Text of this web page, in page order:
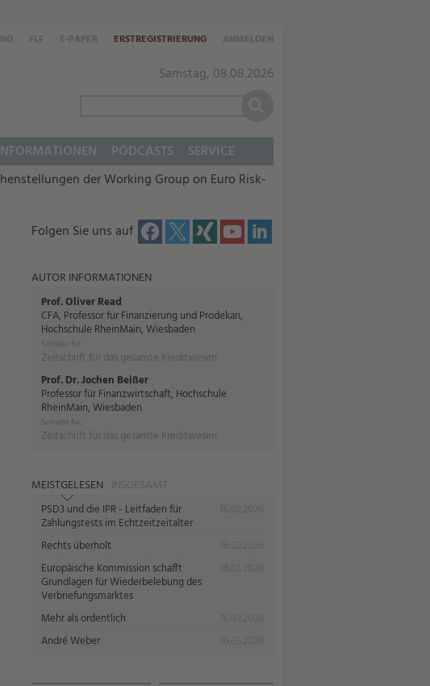
Samstag, 08.08.2026
FLF E-PAPER ERSTREGISTRIERUNG ANMELDEN
der Working Group on Euro Risk-
Folgen Sie uns auf
AUTOR INFORMATIONEN
Prof. Oliver Read
CFA, Professor für Finanzierung und Prodekan,
Hochschule RheinMain, Wiesbaden
Schreibt für:
Zeitschrift für das gesamte Kreditwesen
Prof. Dr. Jochen Beißer
Professor für Finanzwirtschaft, Hochschule
RheinMain, Wiesbaden
Schreibt für:
Zeitschrift für das gesamte Kreditwesen
MEISTGELESEN INSGESAMT
PSD3 und die IPR - Leitfaden für
Zahlungstests im Echtzeitzeitalter
Rechts überholt
Europäische Kommission schafft
Grundlagen für Wiederbelebung des
Verbriefungsmarktes
Mehr als ordentlich
André Weber
PODCASTS SERVICE